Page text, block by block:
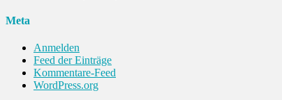
Meta
Anmelden
Feed der Einträge
Kommentare-Feed
WordPress.org